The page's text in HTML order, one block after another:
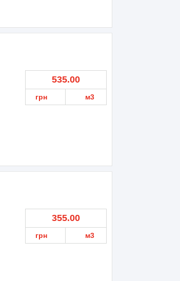
535.00
грн м3
355.00
грн м3